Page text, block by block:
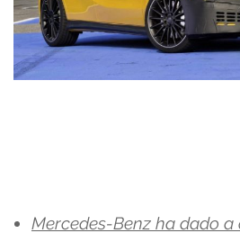
Mercedes-Benz ha dado